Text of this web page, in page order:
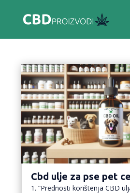
Cbd ulje za pse pet
1. “Prednosti korištenja CBD